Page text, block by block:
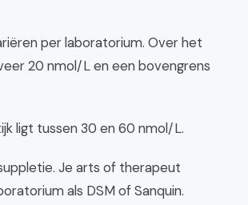
per laboratorium. Over het
20 nmol/L en een bovengrens
ligt tussen 30 en 60 nmol/L.
Je arts of therapeut
als DSM of Sanquin.